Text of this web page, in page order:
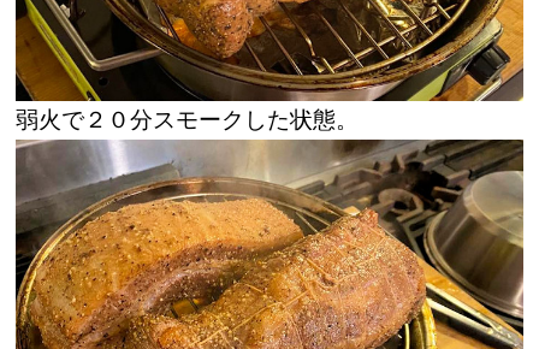
弱火で２０分スモークした状態。